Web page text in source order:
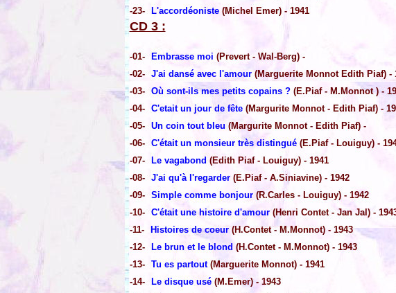
-23-
L'accordéoniste(Michel Emer) - 1941
CD 3 :
-01- Embrasse moi (Prevert - Wal-Berg) -
-02-
J'ai dansé avec l'amour(Marguerite Monnot Edith Piaf) -
-03-
Où sont-ils mes petits copains ? (E.Piaf - M.Monnot ) -
-04-
C'etait un jour de fête(Margurite Monnot - Edith Piaf) -
-05-
Un coin tout bleu (Margurite Monnot - Edith Piaf) -
-06-
C'était un monsieur très distingué(E.Piaf - Louiguy) -
-07-
Le vagabond (Edith Piaf - Louiguy) - 1941
-08-
J'ai qu'à l'regarder(E.Piaf - A.Siniavine) - 1942
-09-
Simple comme bonjour(R.Carles - Louiguy) - 1942
-10-
C'était une histoire d'amour (Henri Contet - Jan Jal) -
-11-
Histoires de coeur(H.Contet - M.Monnot) - 1943
-12-
Le brun et le blond (H.Contet - M.Monnot) - 1943
-13-
Tu es partout (Marguerite Monnot) - 1941
-14-
Le disque usé(M.Emer) - 1943